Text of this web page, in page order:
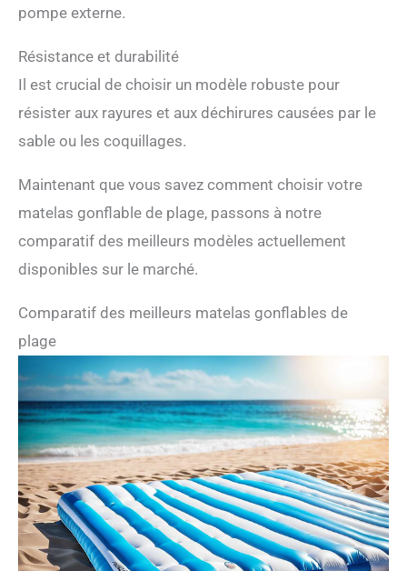
pompe externe.
Résistance et durabilité
Il est crucial de choisir un modèle robuste pour
résister aux rayures et aux déchirures causées par le
sable ou les coquillages.
Maintenant que vous savez comment choisir votre
matelas gonflable de plage, passons à notre
comparatif des meilleurs modèles actuellement
disponibles sur le marché.
Comparatif des meilleurs matelas gonflables de
plage